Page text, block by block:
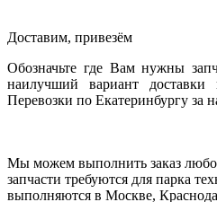
Доставим, привезём
Обозначьте где Вам нужны
наилучший вариант
Перевозки по Екатеринбургу за
Мы можем выполнить заказ
запчасти требуются для парка
выполняются в Москве,